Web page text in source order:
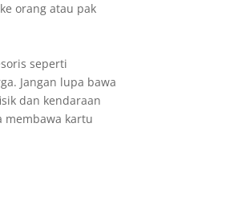
orang atau pak
seperti
Jangan lupa bawa
dan kendaraan
membawa kartu